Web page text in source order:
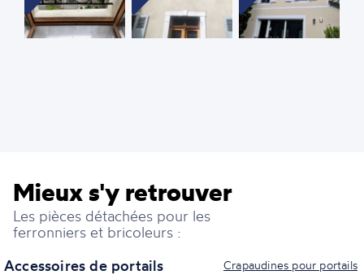
Mieux s'y retrouver
Les pièces détachées pour les
ferronniers et bricoleurs :
Accessoires de portails
Crapaudines pour portails